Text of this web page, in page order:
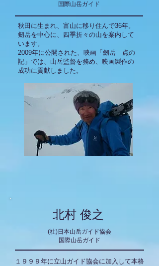
国際山岳ガイド
秋田に生まれ、富山に移り住んで36年。
剱岳を中心に、四季折々の山を案内して
います。
2009年に公開された、映画「劒岳 点の
記」では、山岳監督を務め、映画製作の
成功に貢献しました。
北村 俊之
(社)日本山岳ガイド協会
国際山岳ガイド
１９９９年に立山ガイド協会に加入して本格